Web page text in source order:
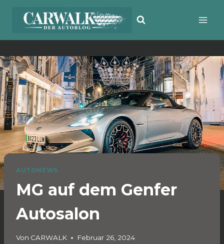
Inhalt
AUTONEWS
MG auf dem Genfer
Autosalon
Von CARWALK Februar 26, 2024